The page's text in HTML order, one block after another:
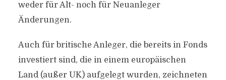
weder für Alt- noch für Neuanleger
Änderungen.
Auch für britische Anleger, die bereits in Fonds
investiert sind, die in einem europäischen
Land (außer UK) aufgelegt wurden, zeichneten